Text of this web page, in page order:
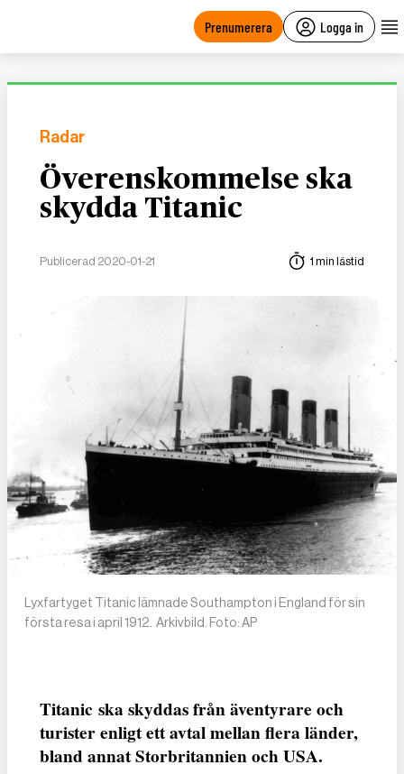
Prenumerera Logga in
Radar
Överenskommelse ska
skydda Titanic
Publicerad 2020-01-21 1 min lästid
Lyxfartyget Titanic lämnade Southampton i England för sin
första resa i april 1912. Arkivbild. Foto: AP
Titanic ska skyddas från äventyrare och
turister enligt ett avtal mellan flera länder,
bland annat Storbritannien och USA.